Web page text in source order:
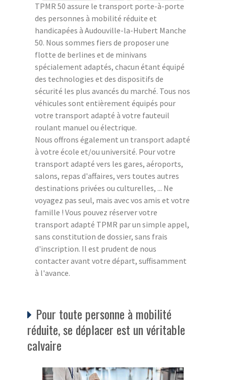
TPMR 50 assure le transport porte-à-porte
des personnes à mobilité réduite et
handicapées à Audouville-la-Hubert Manche
50. Nous sommes fiers de proposer une
flotte de berlines et de minivans
spécialement adaptés, chacun étant équipé
des technologies et des dispositifs de
sécurité les plus avancés du marché. Tous nos
véhicules sont entièrement équipés pour
votre transport adapté à votre fauteuil
roulant manuel ou électrique.
Nous offrons également un transport adapté
à votre école et/ou université. Pour votre
transport adapté vers les gares, aéroports,
salons, repas d'affaires, vers toutes autres
destinations privées ou culturelles, ... Ne
voyagez pas seul, mais avec vos amis et votre
famille ! Vous pouvez réserver votre
transport adapté TPMR par un simple appel,
sans constitution de dossier, sans frais
d'inscription. Il est prudent de nous
contacter avant votre départ, suffisamment
à l'avance.
Pour toute personne à mobilité
réduite, se déplacer est un véritable
calvaire